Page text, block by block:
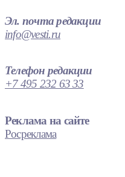
Эл. почта редакции
info@vesti.ru
Телефон редакции
+7 495 232 63 33
Реклама на сайте
Росреклама